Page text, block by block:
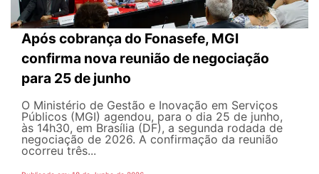
Após cobrança do Fonasefe, MGI
confirma nova reunião de negociação
para 25 de junho
O Ministério de Gestão e Inovação em Serviços
Públicos (MGI) agendou, para o dia 25 de junho,
às 14h30, em Brasília (DF), a segunda rodada de
negociação de 2026. A confirmação da reunião
ocorreu três...